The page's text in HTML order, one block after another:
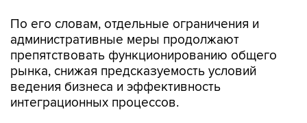
По его словам, отдельные ограничения и
административные меры продолжают
препятствовать функционированию общего
рынка, снижая предсказуемость условий
ведения бизнеса и эффективность
интеграционных процессов.